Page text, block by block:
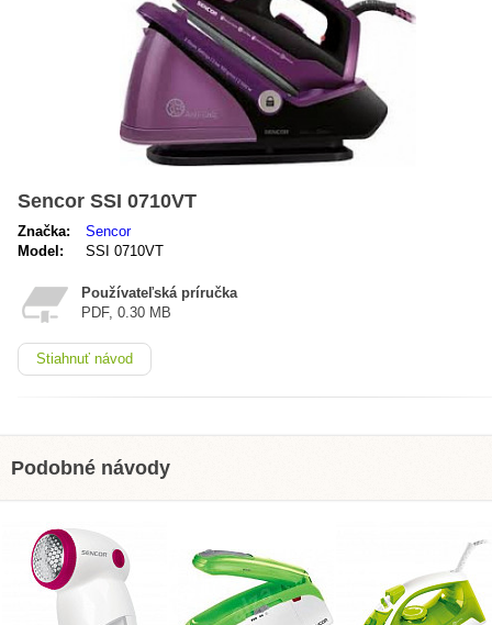
Sencor SSI 0710VT
Značka:
Sencor
Model:
SSI 0710VT
Používateľská príručka
PDF, 0.30 MB
Stiahnuť návod
Podobné návody